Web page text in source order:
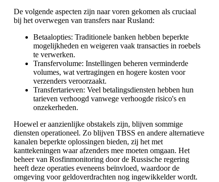
De volgende aspecten zijn naar voren gekomen als cruciaal
bij het overwegen van transfers naar Rusland:
Betaalopties: Traditionele banken hebben beperkte
mogelijkheden en weigeren vaak transacties in roebels
te verwerken.
Transfervolume: Instellingen beheren verminderde
volumes, wat vertragingen en hogere kosten voor
verzenders veroorzaakt.
Transfertarieven: Veel betalingsdiensten hebben hun
tarieven verhoogd vanwege verhoogde risico's en
onzekerheden.
Hoewel er aanzienlijke obstakels zijn, blijven sommige
diensten operationeel. Zo blijven TBSS en andere alternatieve
kanalen beperkte oplossingen bieden, zij het met
kanttekeningen waar afzenders mee moeten omgaan. Het
beheer van Rosfinmonitoring door de Russische regering
heeft deze operaties eveneens beïnvloed, waardoor de
omgeving voor geldoverdrachten nog ingewikkelder wordt.